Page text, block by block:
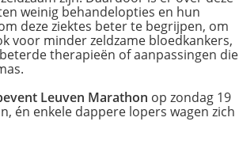
weinig behandelopties en hun
deze ziektes beter te begrijpen, om
voor minder zeldzame bloedkankers,
therapieën of aanpassingen die
Leuven Marathon op zondag 19
én enkele dappere lopers wagen zich